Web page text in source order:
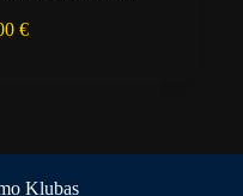
€
Klubas